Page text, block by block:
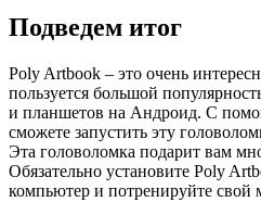
Подведем итог
Poly Artbook – это очень
пользуется большой
и планшетов на Андроид. С
сможете запустить эту
Эта головоломка подарит вам
Обязательно установите Poly
компьютер и потренируйте свой